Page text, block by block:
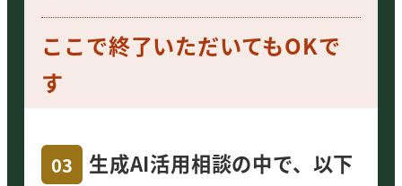
ここで終了いただいてもOKで
す
03
生成AI活用相談の中で、以下